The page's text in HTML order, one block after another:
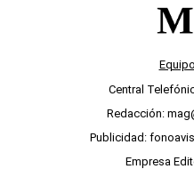
Central
Redacción:
Publicidad:
Empresa